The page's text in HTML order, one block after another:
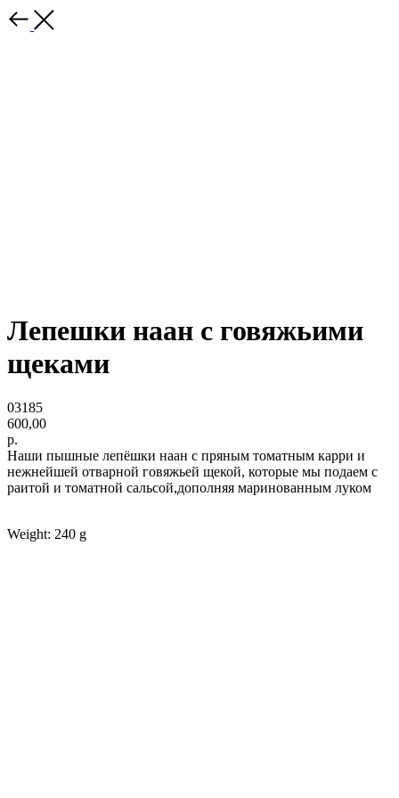
Лепешки наан с говяжьими
щеками
03185
600,00
р.
Наши пышные лепёшки наан с пряным томатным карри и
нежнейшей отварной говяжьей щекой, которые мы подаем с
раитой и томатной сальсой,дополняя маринованным луком
Weight: 240 g